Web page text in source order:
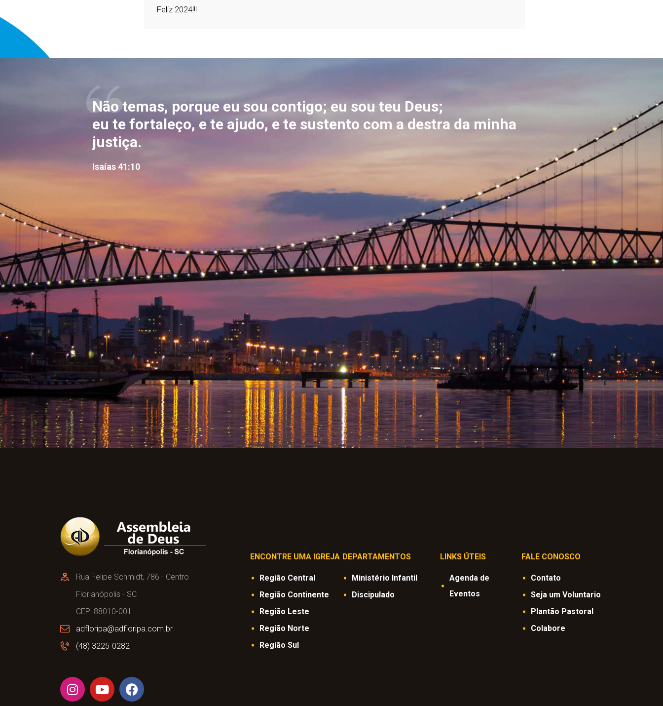
Feliz 2024!!!
Não temas, porque eu sou contigo; eu sou teu Deus;
eu te fortaleço, e te ajudo, e te sustento com a destra da minha
justiça.
Isaías 41:10
Rua Felipe Schmidt, 786 - Centro
Florianópolis - SC
CEP: 88010-001
adfloripa@adfloripa.com.br
(48) 3225-0282
ENCONTRE UMA IGREJA
Região Central
Região Continente
Região Leste
Região Norte
Região Sul
DEPARTAMENTOS
Ministério Infantil
Discipulado
LINKS ÚTEIS
Agenda de
Eventos
FALE CONOSCO
Contato
Seja um Voluntario
Plantão Pastoral
Colabore